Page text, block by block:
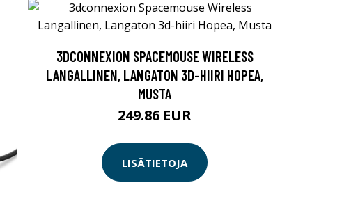
3DCONNEXION SPACEMOUSE WIRELESS
LANGALLINEN, LANGATON 3D-HIIRI HOPEA,
MUSTA
249.86 EUR
LISÄTIETOJA